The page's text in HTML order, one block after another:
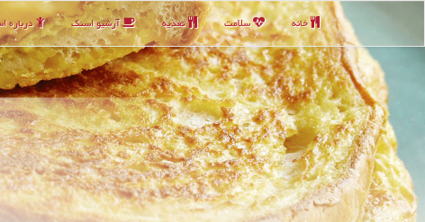
خانه سلامت تغذیه آرشیو اسنك درباره